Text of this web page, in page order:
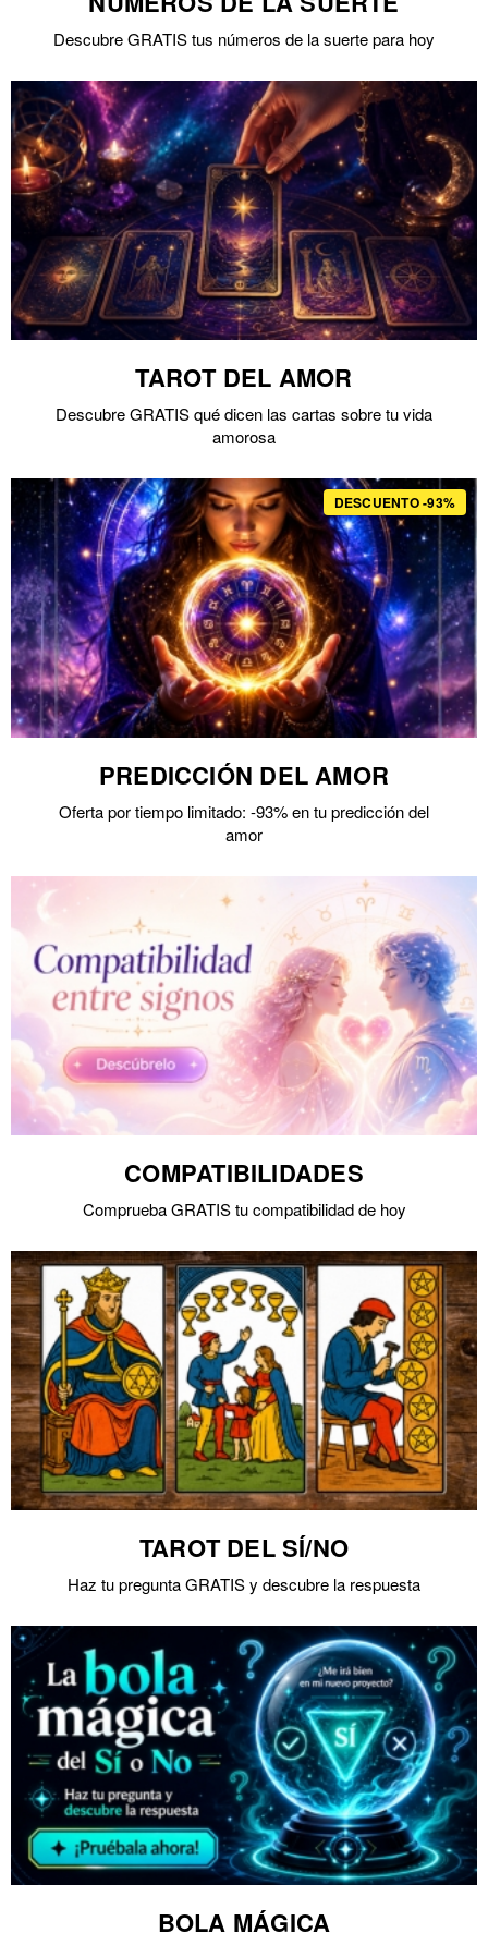
Descubre GRATIS tus números de la suerte para hoy
TAROT DEL AMOR
Descubre GRATIS qué dicen las cartas sobre tu vida
amorosa
DESCUENTO -93%
PREDICCIÓN DEL AMOR
Oferta por tiempo limitado: -93% en tu predicción del
amor
COMPATIBILIDADES
Comprueba GRATIS tu compatibilidad de hoy
TAROT DEL SÍ/NO
Haz tu pregunta GRATIS y descubre la respuesta
BOLA MÁGICA